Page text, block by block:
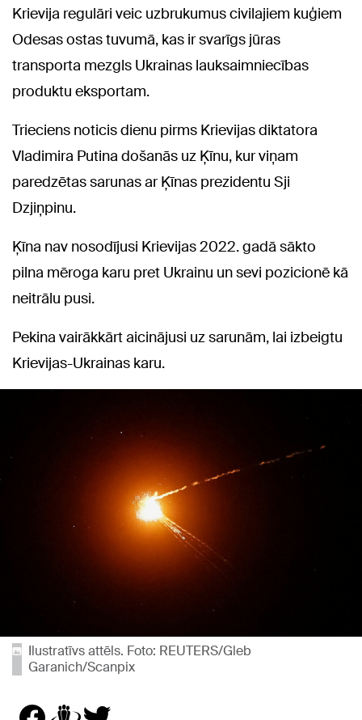
Krievija regulāri veic uzbrukumus civilajiem kuģiem
Odesas ostas tuvumā, kas ir svarīgs jūras
transporta mezgls Ukrainas lauksaimniecības
produktu eksportam.
Trieciens noticis dienu pirms Krievijas diktatora
Vladimira Putina došanās uz Ķīnu, kur viņam
paredzētas sarunas ar Ķīnas prezidentu Sji
Dzjiņpinu.
Ķīna nav nosodījusi Krievijas 2022. gadā sākto
pilna mēroga karu pret Ukrainu un sevi pozicionē kā
neitrālu pusi.
Pekina vairākkārt aicinājusi uz sarunām, lai izbeigtu
Krievijas-Ukrainas karu.
Ilustratīvs attēls. Foto: REUTERS/Gleb
Garanich/Scanpix